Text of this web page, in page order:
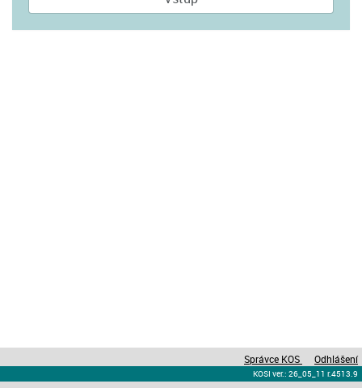
Správce KOS Odhlášení
KOSI ver.: 26_05_11 r.4513.9